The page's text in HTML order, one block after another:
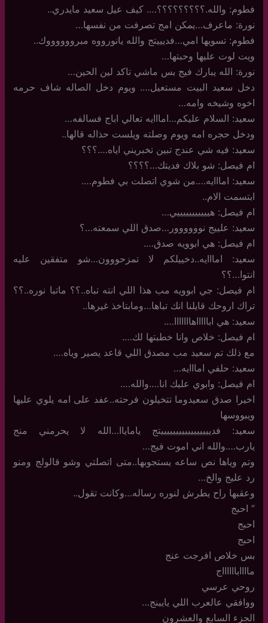
فطوم: والله.؟؟؟؟؟؟؟؟؟…. كيف عيل سعيد مايدري..
نورة: ماعرف…يمكن امج تصرفت من نفسها…
فطوم: تسويها امي…فديييتج والله يانورووه مبرووووووك..
ويت لوت عليها وحبتها…
نورة: الله يبارك فيج بس ماشي تاكد لين الحين…
دخل سعيد البيت مستعيل…. ويوم دخل الصاله شاف حرمه
اخوه وشيخه وامه…
سعيد: السلام عليكم…امااايه تعالي اباج فسالفه…
ودخل حجره امه ويوم وصلته ويلست حذاله قالها..
سعيد: فيه شي عندج تبين تخبريني اياه….؟؟؟
ام فيصل: شو بلاك فديتك…؟؟؟؟
سعيد: امااايه….من شوي اتصلت بي فطوم….
ابتسمت الام..
ام فيصل: هيييييييييييي…
سعيد: علييج نوووووور…صدق اللي سمعته…؟
ام فيصل: هي ابوويه صدق….
سعيد: امااايه..دخييلكم لا تمزحووون…شو متفقين عليه
انتوا…؟؟
ام فيصل: جي ابوويه مب هذا اللي انته تباه..؟؟ ماتبا نوره..؟؟
تراك اروحك قايلنا انك تباها…ومابتاخذ غيرها..
سعيد: هي اباااااهااااااا….
ام فيصل: خلاص وانا خطبتها لك….
مع ذلك تم سعيد مب مصدق اللي قاعد يصير وياه….
سعيد: حلفي امااايه…
ام فيصل: وابوي عليك انا….والله….
اخيرا صدق سعيدوما تتخيلون فرحته..عفد على امه يلوي عليها
ويبووسها
سعيد: فديييييييييييييييييتج ياماياا…الله لا يحرمني منج
يارب….والله اني اموت فيج…
وتم وياها نص ساعه يستجوبها..متى اتصلتي وشو قالولج ومنو
رد عليج والخ…
وعقبها راح يطرش لنوره رساله…وكانت تقول..
” احبج
احبج
احبج
بس خلاص افرجت عنج
ماااابااااااج
روحي عرسي
ووافقي عالعرب اللي يايينج…
الجزء السابع والعشرون